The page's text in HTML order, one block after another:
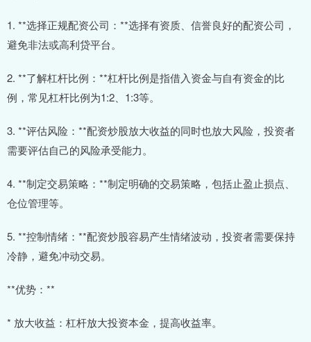
1. **选择正规配资公司：**选择有资质、信誉良好的配资公司，
避免非法或高利贷平台。
2. **了解杠杆比例：**杠杆比例是指借入资金与自有资金的比
例，常见杠杆比例为1:2、1:3等。
3. **评估风险：**配资炒股放大收益的同时也放大风险，投资者
需要评估自己的风险承受能力。
4. **制定交易策略：**制定明确的交易策略，包括止盈止损点、
仓位管理等。
5. **控制情绪：**配资炒股容易产生情绪波动，投资者需要保持
冷静，避免冲动交易。
**优势：**
* 放大收益：杠杆放大投资本金，提高收益率。